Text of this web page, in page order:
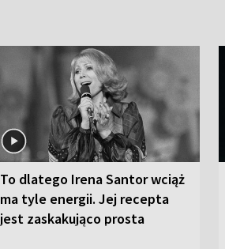
To dlatego Irena Santor wciąż
ma tyle energii. Jej recepta
jest zaskakująco prosta